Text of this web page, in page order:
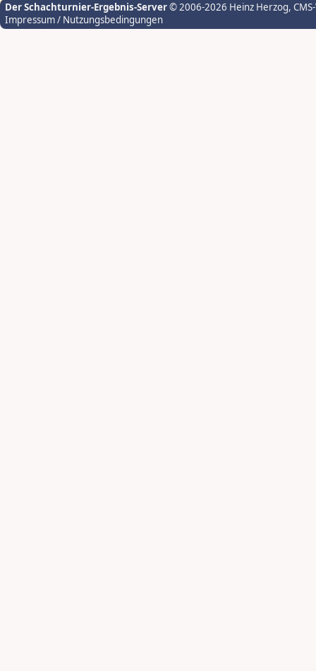
Der Schachturnier-Ergebnis-Server© 2006-2026 Heinz Herzog,
Impressum / Nutzungsbedingungen